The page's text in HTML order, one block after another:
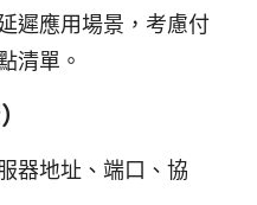
遲應用場景，考慮付
清單。
器地址、端口、協